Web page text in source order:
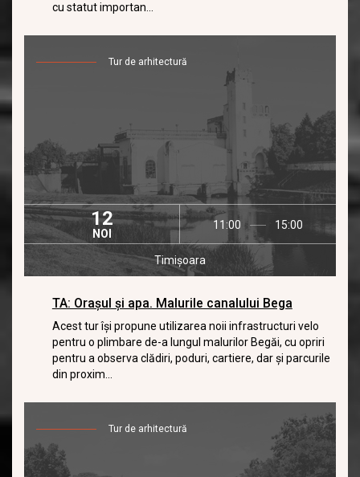
cu statut importan...
Tur de arhitectură
12
NOI
11:00 15:00
Timișoara
TA: Orașul și apa. Malurile canalului Bega
Acest tur îşi propune utilizarea noii infrastructuri velo
pentru o plimbare de-a lungul malurilor Begăi, cu opriri
pentru a observa clădiri, poduri, cartiere, dar şi parcurile
din proxim...
Tur de arhitectură